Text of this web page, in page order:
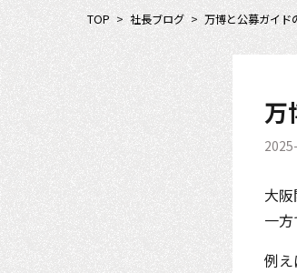
TOP > 社長ブログ > 万博と公募ガイド
万
大
一
例え